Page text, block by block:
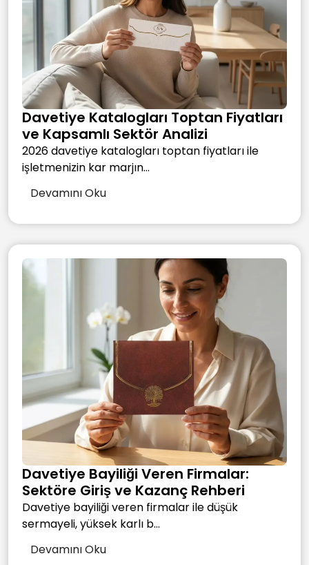
Davetiye Katalogları Toptan Fiyatları
ve Kapsamlı Sektör Analizi
2026 davetiye katalogları toptan fiyatları ile
işletmenizin kar marjın...
Devamını Oku
Davetiye Bayiliği Veren Firmalar:
Sektöre Giriş ve Kazanç Rehberi
Davetiye bayiliği veren firmalar ile düşük
sermayeli, yüksek karlı b...
Devamını Oku